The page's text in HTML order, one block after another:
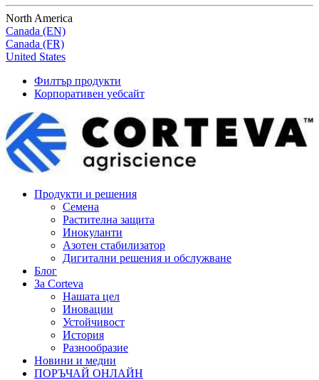
North America
Canada (EN)
Canada (FR)
United States
Филтър продукти
Корпоративен уебсайт
Продукти и решения
Семена
Растителна защита
Инокуланти
Азотен стабилизатор
Дигитални решения и обслужване
Блог
За Corteva
Нашата цел
Иновации
Устойчивост
История
Разнообразие
Новини и медии
ПОРЪЧАЙ ОНЛАЙН